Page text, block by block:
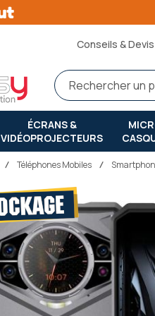
Conseils &
ÉCRANS &
VIDÉOPROJECTEURS
Téléphones Mobiles